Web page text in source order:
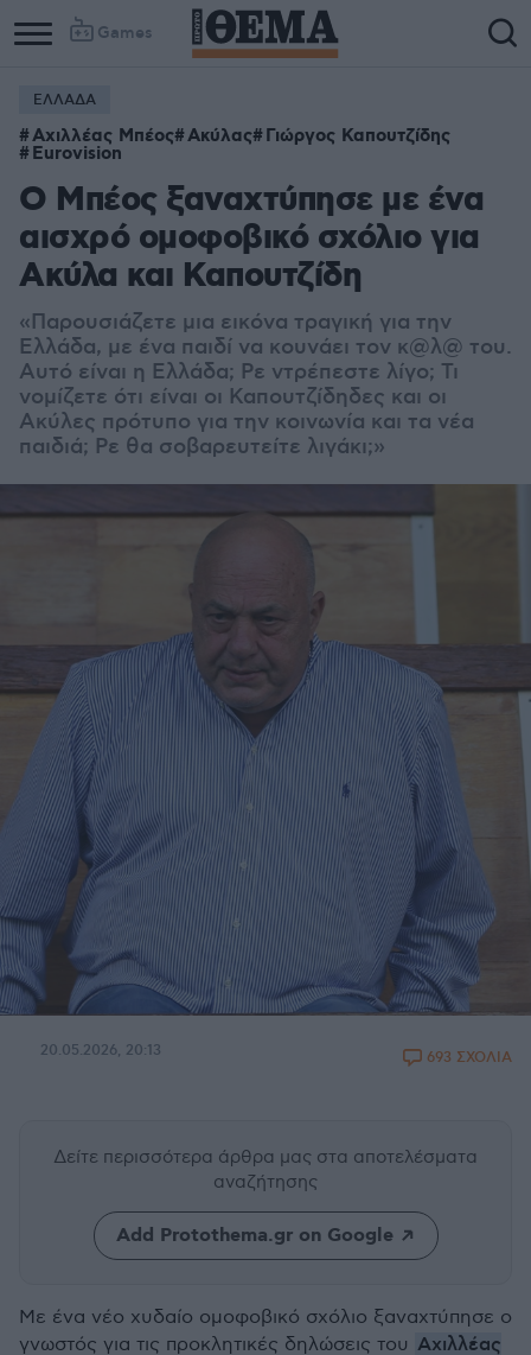
Games
ΕΛΛΑΔΑ
Αχιλλέας Μπέος Ακύλας Γιώργος Καπουτζίδης
Eurovision
Ο Μπέος ξαναχτύπησε με ένα
αισχρό ομοφοβικό σχόλιο για
Ακύλα και Καπουτζίδη
«Παρουσιάζετε μια εικόνα τραγική για την
Ελλάδα, με ένα παιδί να κουνάει τον κ@λ@ του.
Αυτό είναι η Ελλάδα; Ρε ντρέπεστε λίγο; Τι
νομίζετε ότι είναι οι Καπουτζίδηδες και οι
Ακύλες πρότυπο για την κοινωνία και τα νέα
παιδιά; Ρε θα σοβαρευτείτε λιγάκι;»
20.05.2026, 20:13 693 ΣΧΟΛΙΑ
Δείτε περισσότερα άρθρα μας στα αποτελέσματα
αναζήτησης
Add Protothema.gr on Google
Με ένα νέο χυδαίο ομοφοβικό σχόλιο ξαναχτύπησε ο
γνωστός για τις προκλητικές δηλώσεις του Αχιλλέας